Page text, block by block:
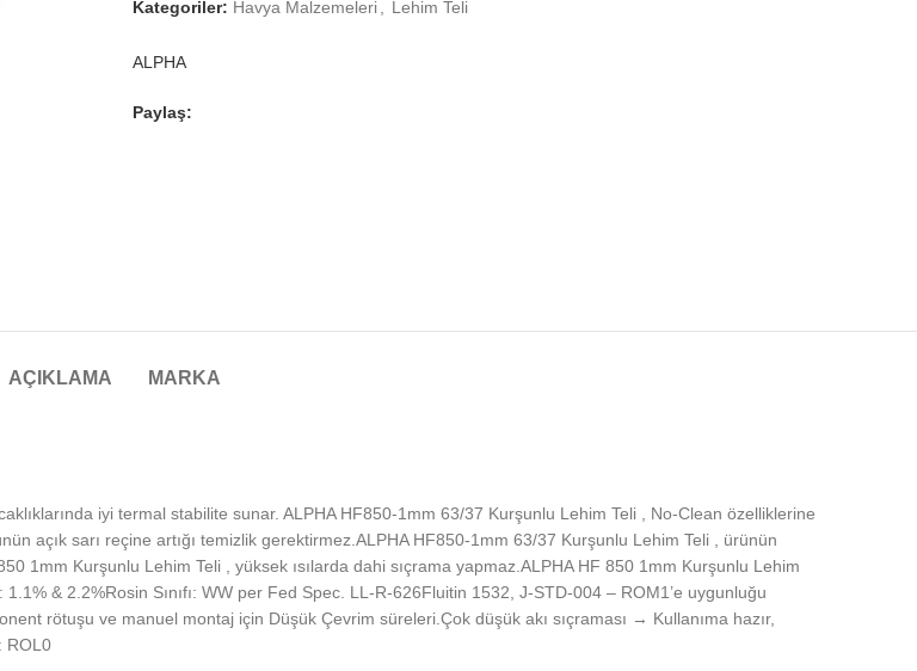
Kategoriler: Havya Malzemeleri Lehim Teli
ALPHA
Paylaş:
AÇIKLAMA MARKA
iyi termal stabilite sunar. ALPHA HF850-1mm 63/37 Kurşunlu Lehim Teli , No-Clean özelliklerine
açık sarı reçine artığı temizlik gerektirmez.ALPHA HF850-1mm 63/37 Kurşunlu Lehim Teli , ürünün
1mm Kurşunlu Lehim Teli , yüksek ısılarda dahi sıçrama yapmaz.ALPHA HF 850 1mm Kurşunlu Lehim
1.1% & 2.2%Rosin Sınıfı: WW per Fed Spec. LL-R-626Fluitin 1532, J-STD-004 – ROM1’e uygunluğu
rötuşu ve manuel montaj için Düşük Çevrim süreleri.Çok düşük akı sıçraması → Kullanıma hazır,
ROL0